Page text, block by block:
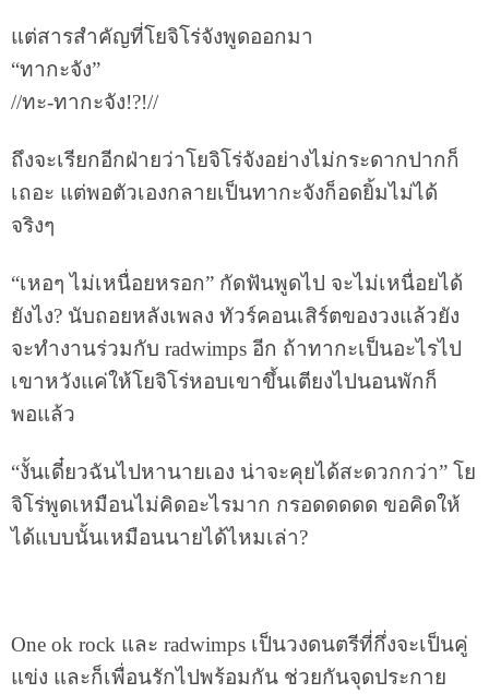
แต่สารสำคัญที่โยจิโร่จังพูดออกมา
“ทากะจัง”
//ทะ-ทากะจัง!?!//
ถึงจะเรียกอีกฝ่ายว่าโยจิโร่จังอย่างไม่กระดากปากก็
เถอะ แต่พอตัวเองกลายเป็นทากะจังก็อดยิ้มไม่ได้
จริงๆ
“เหอๆ ไม่เหนื่อยหรอก” กัดฟันพูดไป จะไม่เหนื่อยได้
ยังไง? นับถอยหลังเพลง ทัวร์คอนเสิร์ตของวงแล้วยัง
จะทำงานร่วมกับ radwimps อีก ถ้าทากะเป็นอะไรไป
เขาหวังแค่ให้โยจิโร่หอบเขาขึ้นเตียงไปนอนพักก็
พอแล้ว
“งั้นเดี๋ยวฉันไปหานายเอง น่าจะคุยได้สะดวกกว่า” โย
จิโร่พูดเหมือนไม่คิดอะไรมาก กรอดดดดด ขอคิดให้
ได้แบบนั้นเหมือนนายได้ไหมเล่า?
One ok rock และ radwimps เป็นวงดนตรีที่กึ่งจะเป็นคู่
แข่ง และก็เพื่อนรักไปพร้อมกัน ช่วยกันจุดประกาย